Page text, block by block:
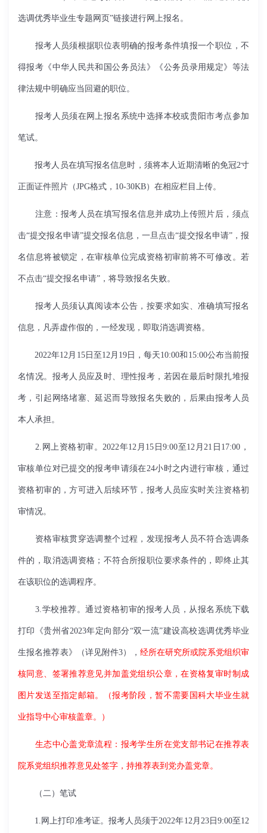
选调优秀毕业生专题网页”链接进行网上报名。
报考人员须根据职位表明确的报考条件填报一个职位，不
得报考《中华人民共和国公务员法》《公务员录用规定》等法
律法规中明确应当回避的职位。
报考人员须在网上报名系统中选择本校或贵阳市考点参加
笔试。
报考人员在填写报名信息时，须将本人近期清晰的免冠2寸
正面证件照片（JPG格式，10-30KB）在相应栏目上传。
注意：报考人员在填写报名信息并成功上传照片后，须点
击“提交报名申请”提交报名信息，一旦点击“提交报名申请”，报
名信息将被锁定，在审核单位完成资格初审前将不可修改。若
不点击“提交报名申请”，将导致报名失败。
报考人员须认真阅读本公告，按要求如实、准确填写报名
信息，凡弄虚作假的，一经发现，即取消选调资格。
2022年12月15日至12月19日，每天10:00和15:00公布当前报
名情况。报考人员应及时、理性报考，若因在最后时限扎堆报
考，引起网络堵塞、延迟而导致报名失败的，后果由报考人员
本人承担。
2.网上资格初审。2022年12月15日9:00至12月21日17:00，
审核单位对已提交的报考申请须在24小时之内进行审核，通过
资格初审的，方可进入后续环节，报考人员应实时关注资格初
审情况。
资格审核贯穿选调整个过程，发现报考人员不符合选调条
件的，取消选调资格；不符合所报职位要求条件的，即终止其
在该职位的选调程序。
3.学校推荐。通过资格初审的报考人员，从报名系统下载
打印《贵州省2023年定向部分“双一流”建设高校选调优秀毕业
生报名推荐表》（详见附件3）， 经所在研究所或院系党组织审
核同意、签署推荐意见并加盖党组织公章，在资格复审时制成
图片发送至指定邮箱。（报考阶段，暂不需要国科大毕业生就
业指导中心审核盖章。）
生态中心盖党章流程：报考学生所在党支部书记在推荐表
院系党组织推荐意见处签字，持推荐表到党办盖党章。
（二）笔试
1.网上打印准考证。报考人员须于2022年12月23日9:00至12